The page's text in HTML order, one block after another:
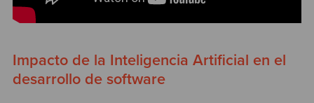
Impacto de la Inteligencia Artificial en el
desarrollo de software